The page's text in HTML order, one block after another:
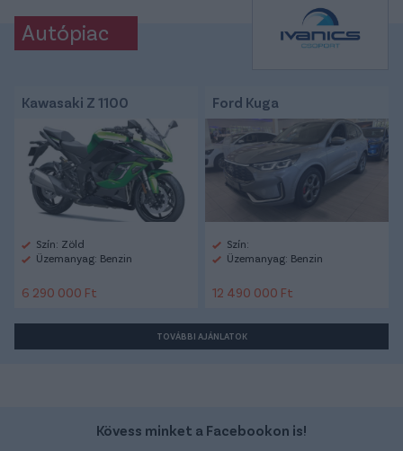
Autópiac
Kawasaki Z 1100
Szín: Zöld
Üzemanyag: Benzin
6 290 000 Ft
Ford Kuga
Szín:
Üzemanyag: Benzin
12 490 000 Ft
TOVÁBBI AJÁNLATOK
Kövess minket a Facebookon is!